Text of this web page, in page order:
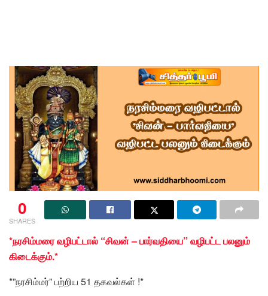
0
SHARES
*நரசிம்மரை வழிபட்டால் “சிவன் – பார்வதியை” வழிபட்ட பலனும்
கிடைக்கும்.*
*”நரசிம்மர்” பற்றிய 51 தகவல்கள் !*